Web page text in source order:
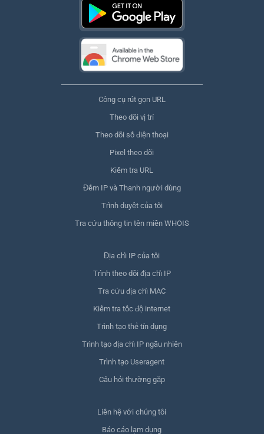
Công cụ rút gọn URL
Theo dõi vị trí
Theo dõi số điện thoại
Pixel theo dõi
Kiểm tra URL
Đếm IP và Thanh người dùng
Trình duyệt của tôi
Tra cứu thông tin tên miền WHOIS
Địa chỉ IP của tôi
Trình theo dõi địa chỉ IP
Tra cứu địa chỉ MAC
Kiểm tra tốc độ internet
Trình tạo thẻ tín dụng
Trình tạo địa chỉ IP ngẫu nhiên
Trình tạo Useragent
Câu hỏi thường gặp
Liên hệ với chúng tôi
Báo cáo lạm dụng